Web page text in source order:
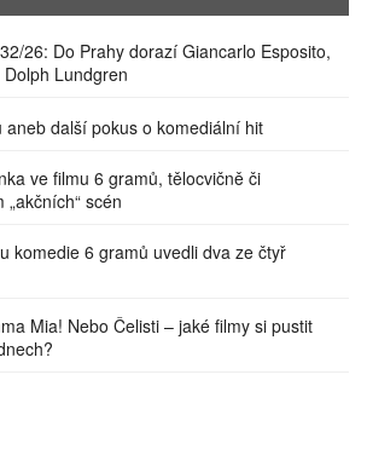
26: Do Prahy dorazí Giancarlo Esposito,
Lundgren
aneb další pokus o komediální hit
ve filmu 6 gramů, tělocvičně či
scén
komedie 6 gramů uvedli dva ze čtyř
Mia! Nebo Čelisti – jaké filmy si pustit